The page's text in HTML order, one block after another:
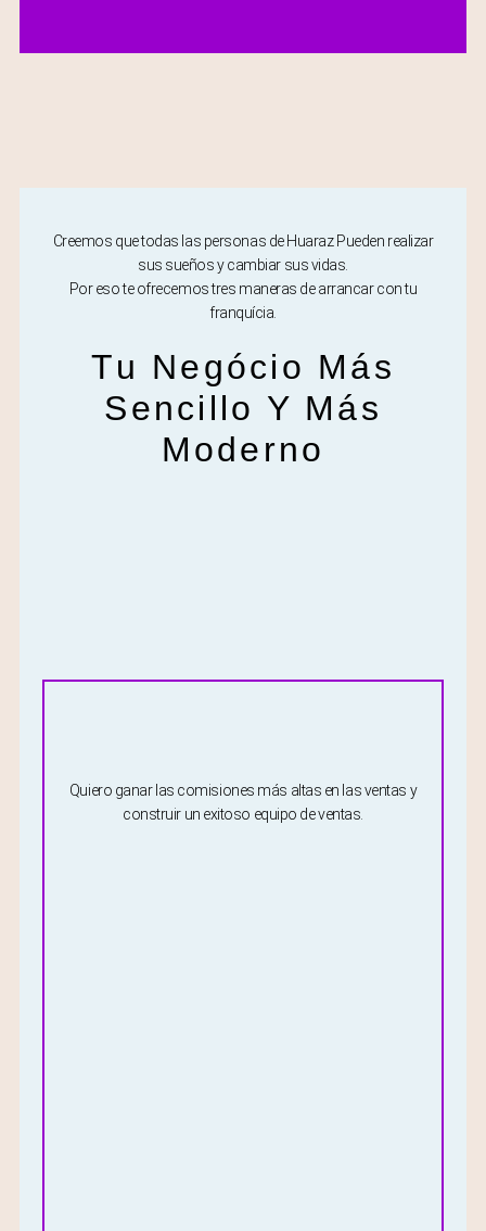
Creemos que todas las personas de Huaraz Pueden realizar
sus sueños y cambiar sus vidas.
Por eso te ofrecemos tres maneras de arrancar con tu
franquícia.
Tu Negócio Más
Sencillo Y Más
Moderno
Quiero ganar las comisiones más altas en las ventas y
construir un exitoso equipo de ventas.